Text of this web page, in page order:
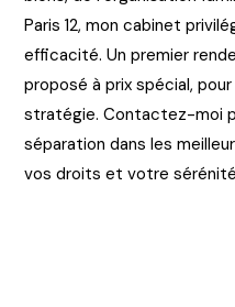
Paris 12, mon cabinet
efficacité. Un premier
proposé à prix spécial,
stratégie. Contactez-moi
séparation dans les
vos droits et votre